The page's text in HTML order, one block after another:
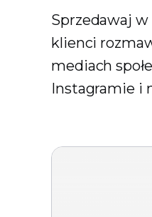
Sprzedawaj
klienci
mediach
Instagramie i